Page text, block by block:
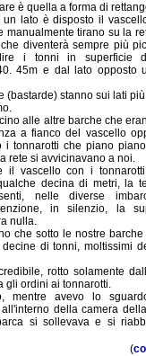
è quella a forma di
un lato è disposto il
manualmente tirano su la
diventerà sempre più
i tonni in superficie
45m e dal lato opposto
(bastarde) stanno sui lati
alle altre barche che
a fianco del vascello
i tonnarotti che piano
rete si avvicinavano a noi.
il vascello con i
decina di metri, la
nelle diverse
in silenzio, la
nulla.
che sotto le nostre
di tonni, moltissimi
rotto solamente
gli ordini ai tonnarotti.
mentre avevo lo
della camera
si sollevava e si
(